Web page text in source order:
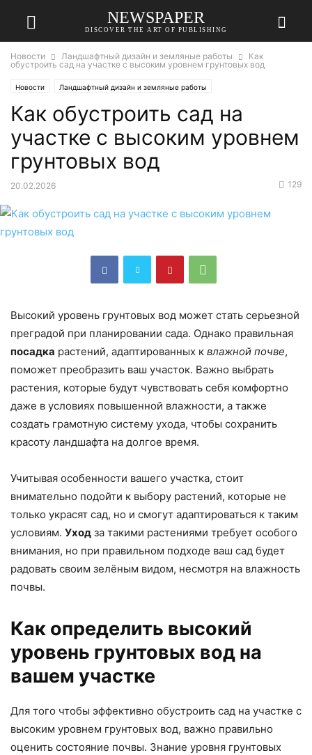
NEWSPAPER
DISCOVER THE ART OF PUBLISHING
Новости Ландшафтный дизайн и земляные работы
Как
обустроить сад на участке с высоким уровнем грунтовых вод
Новости Ландшафтный дизайн и земляные работы
Как обустроить сад на
участке с высоким уровнем
грунтовых вод
20.02.2026 129
Высокий уровень грунтовых вод может стать серьезной
преградой при планировании сада. Однако правильная
посадка растений, адаптированных к влажной почве,
поможет преобразить ваш участок. Важно выбрать
растения, которые будут чувствовать себя комфортно
даже в условиях повышенной влажности, а также
создать грамотную систему ухода, чтобы сохранить
красоту ландшафта на долгое время.
Учитывая особенности вашего участка, стоит
внимательно подойти к выбору растений, которые не
только украсят сад, но и смогут адаптироваться к таким
условиям. Уход за такими растениями требует особого
внимания, но при правильном подходе ваш сад будет
радовать своим зелёным видом, несмотря на влажность
почвы.
Как определить высокий
уровень грунтовых вод на
вашем участке
Для того чтобы эффективно обустроить сад на участке с
высоким уровнем грунтовых вод, важно правильно
оценить состояние почвы. Знание уровня грунтовых